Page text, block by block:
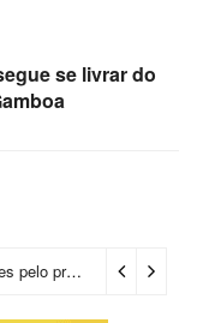
se livrar do
Prefeitura certifica 4,6 mil trabalhadores pelo programa Treinar para Empregar e realiza Feirão de Empregabilidade